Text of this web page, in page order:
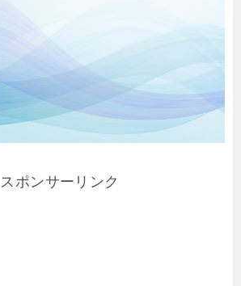
スポンサーリンク